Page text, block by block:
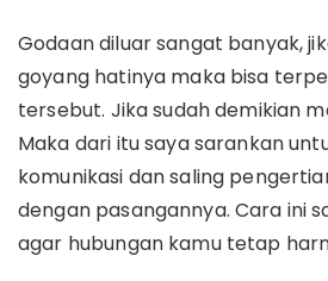
Godaan diluar sangat banyak,
goyang hatinya maka bisa
tersebut. Jika sudah demikian
Maka dari itu saya sarankan
komunikasi dan saling
dengan pasangannya. Cara ini
agar hubungan kamu tetap